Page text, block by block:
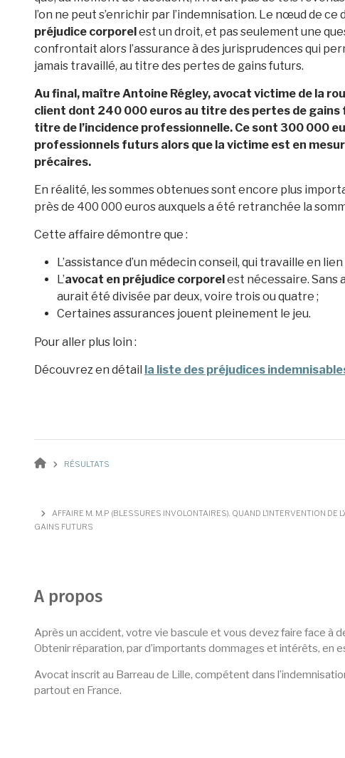
l’on ne peut s’enrichir par l’indemnisation. Le nœud de ce
préjudice corporelest un droit, et pas seulement une
confrontait alors l’assurance à des jurisprudences qui
jamais travaillé, au titre des pertes de gains futurs.
Au final, maître Antoine Régley, avocat victime de la
client dont 240 000 euros au titre des pertes de
titre de l’incidence professionnelle. Ce sont 300 000
professionnels futurs alors que la victime est en
précaires.
En réalité, les sommes obtenues sont encore plus
près de 400 000 euros auxquels a été retranchée la
Cette affaire démontre que :
L’assistance d’un médecin conseil, qui travaille en
L’avocat en préjudice corporelest nécessaire. Sans
aurait été divisée par deux, voire trois ou quatre ;
Certaines assurances jouent pleinement le jeu.
Pour aller plus loin :
Découvrez en détail la liste des préjudices
Fil d'Ariane
RÉSULTATS
AFFAIRE M. M.P (BLESSURES INVOLONTAIRES). QUAND L’INTERVENTION
GAINS FUTURS
A propos
Après un accident, votre vie bascule et vous devez faire face à
Obtenir réparation, par d’importants dommages et intérêts, en
Avocat inscrit au Barreau de Lille, compétent dans
partout en France.